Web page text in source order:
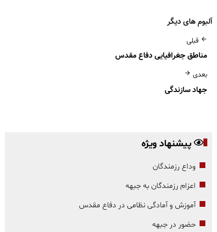
آلبوم های دیگر
قبلی
مناطق جغرافیایی دفاع مقدس
بعدی
جهاد سازندگی
پیشنهاد ویژه
وداع رزمندگان
اعزام رزمندگان به جبهه
آموزش و آمادگی نظامی در دفاع مقدس
حضور در جبهه